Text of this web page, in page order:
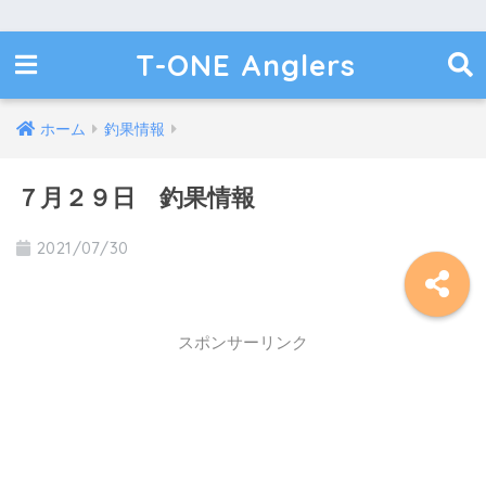
T-ONE Anglers
ホーム 釣果情報
７月２９日 釣果情報
2021/07/30
スポンサーリンク